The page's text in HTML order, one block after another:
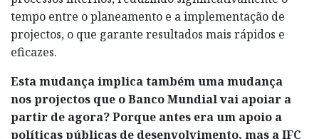
tempo entre o planeamento e a implementação de
projectos, o que garante resultados mais rápidos e
eficazes.
Esta mudança implica também uma mudança
nos projectos que o Banco Mundial vai apoiar a
partir de agora? Porque antes era um apoio a
políticas públicas de desenvolvimento, mas a IFC